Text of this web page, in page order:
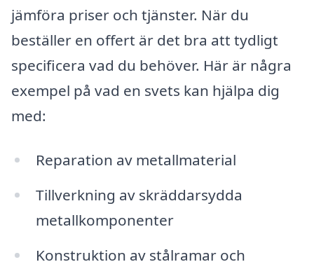
jämföra priser och tjänster. När du
beställer en offert är det bra att tydligt
specificera vad du behöver. Här är några
exempel på vad en svets kan hjälpa dig
med:
Reparation av metallmaterial
Tillverkning av skräddarsydda
metallkomponenter
Konstruktion av stålramar och